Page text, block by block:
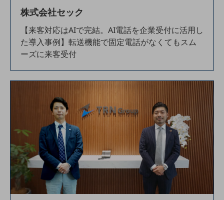
社長からのご挨拶
事業拠点
グループ会社
会社案内パンフレット
ニュースルーム
ニュースルームTOP
ニュースリリース
重要なお知らせ
お知らせ
社外からの評価実績
サステナビリティ
サステナビリティTOP
株式会社セック
【来客対応はAIで完結。AI電話を企業受付に活用し
た導入事例】転送機能で固定電話がなくてもスム
ーズに来客受付